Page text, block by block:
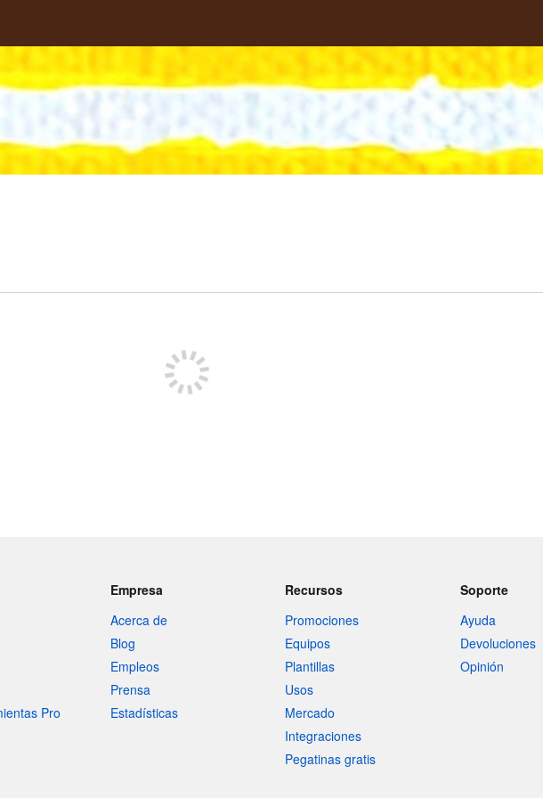
Pro
Empresa
Acerca de
Blog
Empleos
Prensa
Estadísticas
Recursos
Promociones
Equipos
Plantillas
Usos
Mercado
Integraciones
Pegatinas gratis
Soporte
Ayuda
Devoluciones
Opinión